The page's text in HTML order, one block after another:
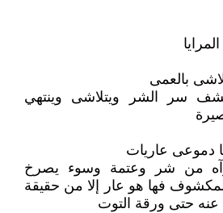
بالعمى
سر الشر ويتلاشى وينتهي
دموعى عاريات
من شر وعتمة وسوء يصرخ
فها هو عار إلا من حقيقة
حتى ورقة التوت